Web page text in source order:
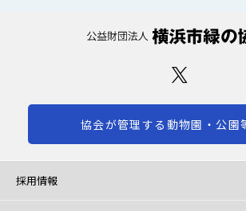
協会が管理する動物園・公園
採用情報